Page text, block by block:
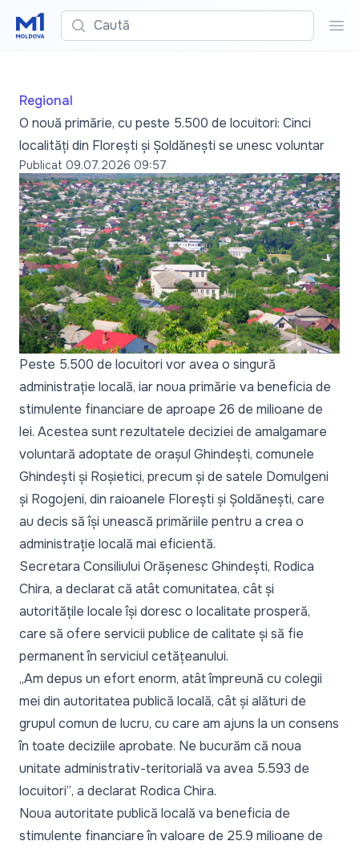
Caută
Regional
O nouă primărie, cu peste 5.500 de locuitori: Cinci
localități din Florești și Șoldănești se unesc voluntar
Publicat 09.07.2026 09:57
Peste 5.500 de locuitori vor avea o singură
administrație locală, iar noua primărie va beneficia de
stimulente financiare de aproape 26 de milioane de
lei. Acestea sunt rezultatele deciziei de amalgamare
voluntară adoptate de orașul Ghindești, comunele
Ghindești și Roșietici, precum și de satele Domulgeni
și Rogojeni, din raioanele Florești și Șoldănești, care
au decis să își unească primăriile pentru a crea o
administrație locală mai eficientă.
Secretara Consiliului Orășenesc Ghindești, Rodica
Chira, a declarat că atât comunitatea, cât și
autoritățile locale își doresc o localitate prosperă,
care să ofere servicii publice de calitate și să fie
permanent în serviciul cetățeanului.
„Am depus un efort enorm, atât împreună cu colegii
mei din autoritatea publică locală, cât și alături de
grupul comun de lucru, cu care am ajuns la un consens
în toate deciziile aprobate. Ne bucurăm că noua
unitate administrativ-teritorială va avea 5.593 de
locuitori”, a declarat Rodica Chira.
Noua autoritate publică locală va beneficia de
stimulente financiare în valoare de 25.9 milioane de